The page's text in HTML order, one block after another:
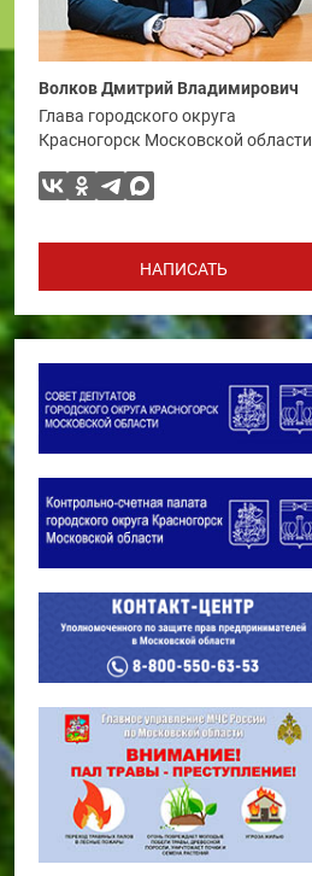
Волков Дмитрий Владимирович
Глава городского округа
Красногорск Московской области
НАПИСАТЬ